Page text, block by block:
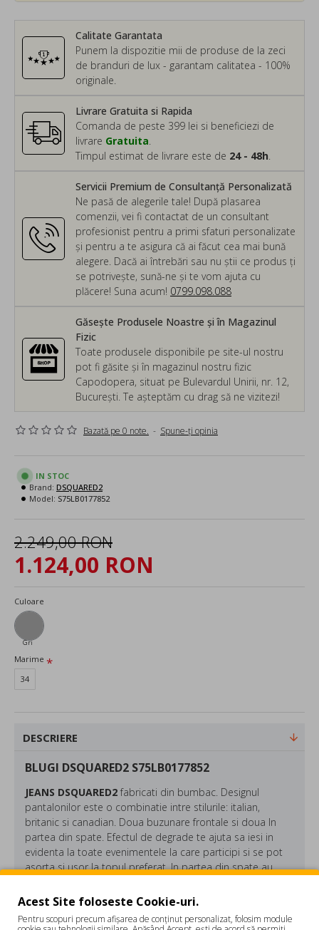
Calitate Garantata
Punem la dispozitie mii de produse de la zeci
de branduri de lux - garantam calitatea - 100%
originale.
Servicii Premium de Consultanță Personalizată
Ne pasă de alegerile tale! După plasarea
comenzii, vei fi contactat de un consultant
profesionist pentru a primi sfaturi personalizate
și pentru a te asigura că ai făcut cea mai bună
alegere. Dacă ai întrebări sau nu știi ce produs ți
se potrivește, sună-ne și te vom ajuta cu
plăcere! Suna acum! 0799.098.088
Livrare Gratuita si Rapida
Comanda de peste 399 lei si beneficiezi de
livrare Gratuita
Timpul estimat de livrare este de 24 - 48h
Găsește Produsele Noastre și în Magazinul
Fizic
Toate produsele disponibile pe site-ul nostru
pot fi găsite și în magazinul nostru fizic
Capodopera, situat pe Bulevardul Unirii, nr. 12,
București. Te așteptăm cu drag să ne vizitezi!
Bazată pe 0 note. - Spune-ţi opinia
1.124,00 RON
2.249,00 RON
IN STOC
Brand: DSQUARED2
Model: S75LB0177852
Culoare
Gri
Marime
34
DESCRIERE
BLUGI DSQUARED2 S75LB0177852
JEANS DSQUARED2 fabricati din bumbac. Designul
pantalonilor este o combinatie intre stilurile: italian,
britanic si canadian. Doua buzunare frontale si doua In
partea din spate. Efectul de degrade te ajuta sa iesi in
evidenta la toate evenimentele la care participi si se pot
asorta si usor la topul preferat. In partea din spate au
Compozitie: 98% bumbac, 2% elastan
Made in Italy
REVIEW-URI
Acest Site foloseste Cookie-uri.
Pentru scopuri precum afișarea de conținut personalizat, folosim module